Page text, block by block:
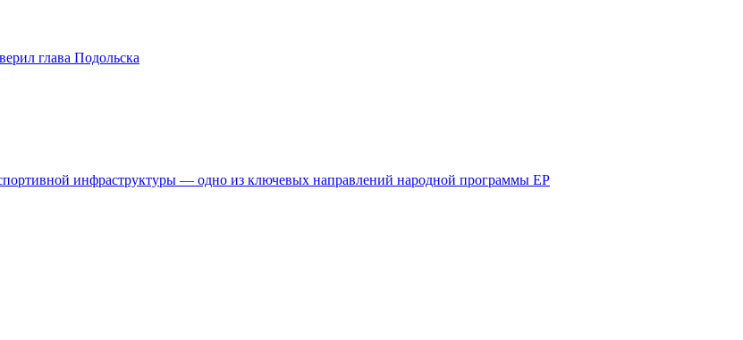
глава Подольска
инфраструктуры — одно из ключевых направлений народной программы ЕР